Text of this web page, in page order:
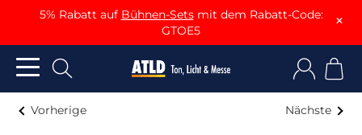
5% Rabatt auf Bühnen-Setsmit dem Rabatt-Code:
GTOE5
×
Vorherige Nächste